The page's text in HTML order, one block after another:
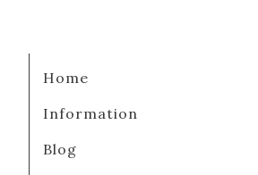
Home
Information
Blog